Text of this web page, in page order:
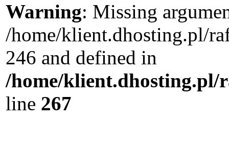
Warning: Missing
/home/klient.dhosting.pl/
246 and defined in
/home/klient.dhosting.pl/
line 267